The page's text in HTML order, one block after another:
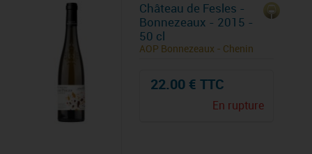
Château de Fesles -
Bonnezeaux - 2015 -
50 cl
AOP Bonnezeaux - Chenin
22.00 € TTC
En rupture